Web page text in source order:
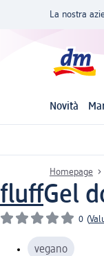
La nostra
Novità
Homepage
fluffGel
0 (
vegano